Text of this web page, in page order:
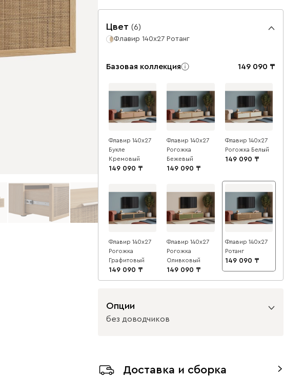
Цвет (6)
Флавир 140x27 Ротанг
Базовая коллекция 149 090
Флавир 140x27
Букле
Кремовый
149 090
Флавир 140x27
Рогожка
Бежевый
149 090
Флавир 140x27
Рогожка Белый
149 090
Флавир 140x27
Рогожка
Графитовый
149 090
Флавир 140x27
Рогожка
Оливковый
149 090
Флавир 140x27
Ротанг
149 090
Опции
без доводчиков
без доводчиков с доводчиками
Доставка и сборка